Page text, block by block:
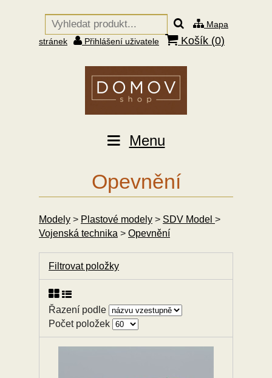
Mapa
stránek
Přihlášení uživatele Košík (0)
Menu
Opevnění
Modely > Plastové modely > SDV Model >
Vojenská technika > Opevnění
Filtrovat položky
Řazení podle
Počet položek